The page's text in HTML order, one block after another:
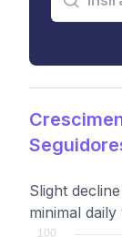
Slight
minimal